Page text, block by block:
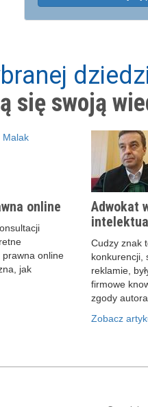
się swoją
Malak
online
prawna online
jak
Adwokat
Cudzy znak
konkurencji,
reklamie,
firmowe
zgody
Zobacz